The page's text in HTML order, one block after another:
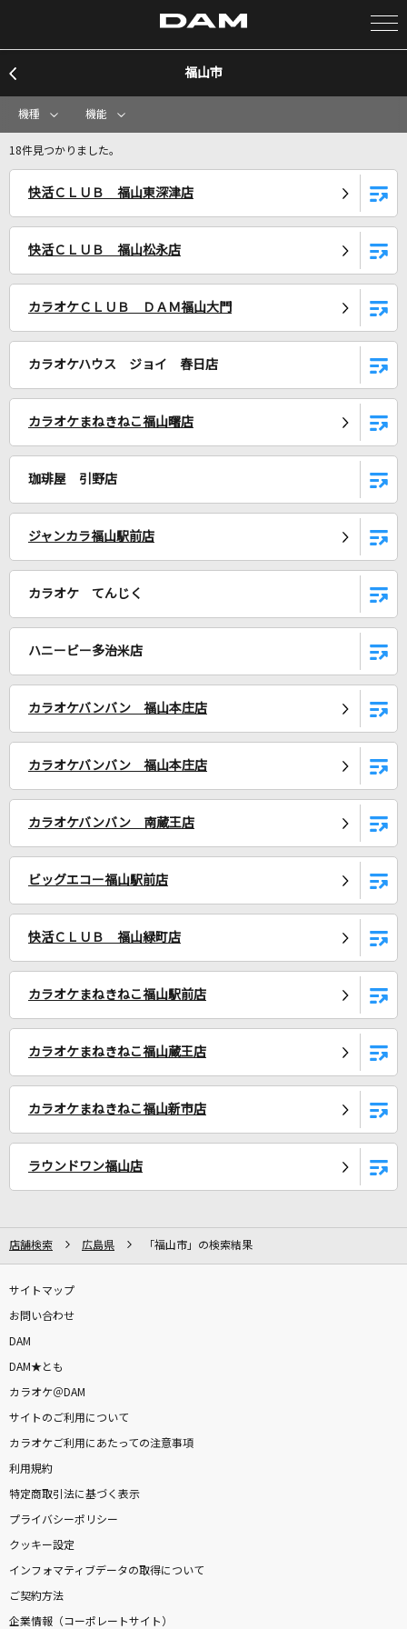
カラオケ検索
リアルタイムで歌われている曲の一覧
百鬼繚乱 千終楽
[生音]幸せ
back number
1/3の純情な感情
SIAM SHADE
Let It Go～ありのままで～
松たか子
夜に駆ける
10月無口な君を忘れる
[生音]迷い道
渡辺真知子
TENSONG
もっと見る
カラオケ最新情報をチェック！
福山市
機種 機能
18件見つかりました。
快活ＣＬＵＢ 福山東深津店
快活ＣＬＵＢ 福山松永店
カラオケＣＬＵＢ ＤＡＭ福山大門
カラオケハウス ジョイ 春日店
カラオケまねきねこ福山曙店
珈琲屋 引野店
ジャンカラ福山駅前店
カラオケ てんじく
ハニービー多治米店
カラオケバンバン 福山本庄店
カラオケバンバン 福山本庄店
カラオケバンバン 南蔵王店
ビッグエコー福山駅前店
快活ＣＬＵＢ 福山緑町店
カラオケまねきねこ福山駅前店
カラオケまねきねこ福山蔵王店
カラオケまねきねこ福山新市店
ラウンドワン福山店
店舗検索 広島県 「福山市」の検索結果
サイトマップ
お問い合わせ
DAM
DAM★とも
カラオケ＠DAM
サイトのご利用について
カラオケご利用にあたっての注意事項
利用規約
特定商取引法に基づく表示
プライバシーポリシー
クッキー設定
インフォマティブデータの取得について
ご契約方法
企業情報（コーポレートサイト）